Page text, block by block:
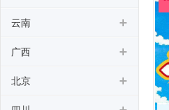
云南
广西
北京